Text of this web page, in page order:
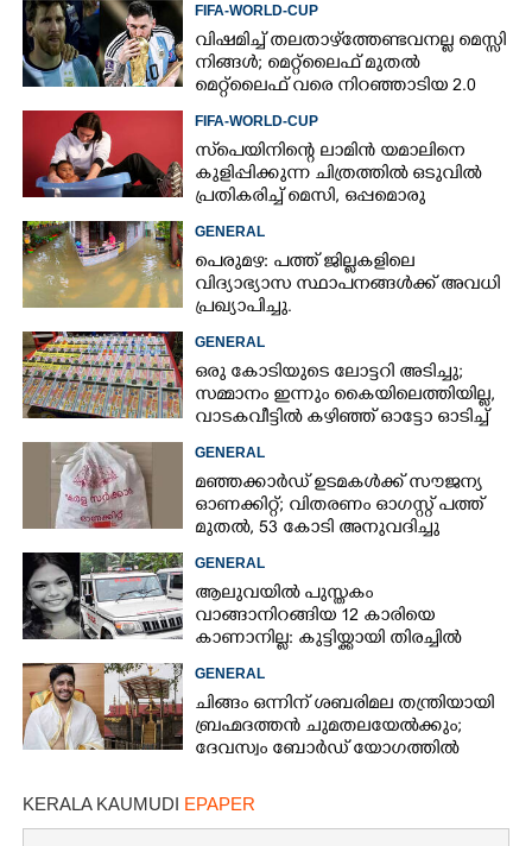
FIFA-WORLD-CUP
വിഷമിച്ച് തലതാഴ്‌ത്തേണ്ടവനല്ല മെസ്സി
നിങ്ങള്‍; മെറ്റ്‌ലൈഫ് മുതല്‍
മെറ്റ്‌ലൈഫ് വരെ നിറഞ്ഞാടിയ 2.0
FIFA-WORLD-CUP
സ്‌പെയിനിന്റെ ലാമിൻ യമാലിനെ
കുളിപ്പിക്കുന്ന ചിത്രത്തിൽ ഒടുവിൽ
പ്രതികരിച്ച് മെസി, ഒപ്പമൊരു
GENERAL
പെരുമഴ: പത്ത് ജില്ലകളിലെ
വിദ്യാഭ്യാസ സ്ഥാപനങ്ങൾക്ക് അവധി
പ്രഖ്യാപിച്ചു.
GENERAL
ഒരു കോടിയുടെ ലോട്ടറി അടിച്ചു;
സമ്മാനം ഇന്നും കൈയിലെത്തിയില്ല,
വാടകവീട്ടിൽ കഴിഞ്ഞ് ഓട്ടോ ഓടിച്ച്
GENERAL
മഞ്ഞക്കാർഡ് ഉടമകൾക്ക് സൗജന്യ
ഓണക്കിറ്റ്; വിതരണം ഓഗസ്റ്റ് പത്ത്
മുതൽ, 53 കോടി അനുവദിച്ചു
GENERAL
ആലുവയിൽ പുസ്തകം
വാങ്ങാനിറങ്ങിയ 12 കാരിയെ
കാണാനില്ല: കുട്ടിയ്ക്കായി തിരച്ചിൽ
GENERAL
ചിങ്ങം ഒന്നിന് ശബരിമല തന്ത്രിയായി
ബ്രഹ്മദത്തൻ ചുമതലയേൽക്കും;
ദേവസ്വം ബോർഡ് യോഗത്തിൽ
KERALA KAUMUDI EPAPER